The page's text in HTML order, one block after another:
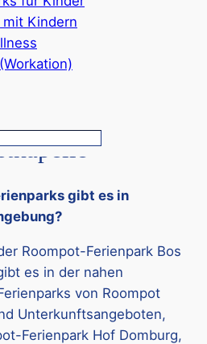
mit Kindern
gestellte
gibt es in
Roompot-Ferienpark Bos
es in der nahen
von Roompot
Unterkunftsangeboten,
Ferienpark Hof Domburg,